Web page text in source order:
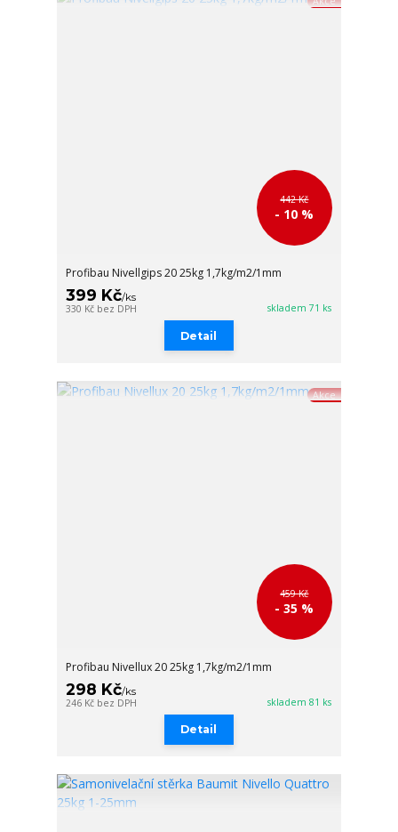
442 Kč
- 10 %
Profibau Nivellgips 20 25kg 1,7kg/m2/1mm
399 Kč/ks
330 Kč bez DPH skladem 71 ks
Detail
Akce
459 Kč
- 35 %
Profibau Nivellux 20 25kg 1,7kg/m2/1mm
298 Kč/ks
246 Kč bez DPH skladem 81 ks
Detail